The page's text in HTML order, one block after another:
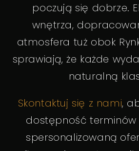
poczują się dobrze.
wnętrza,
atmosfera tuż obok
sprawiają, że każde
naturalną
Skontaktuj się z nami,
dostępność
spersonalizowaną